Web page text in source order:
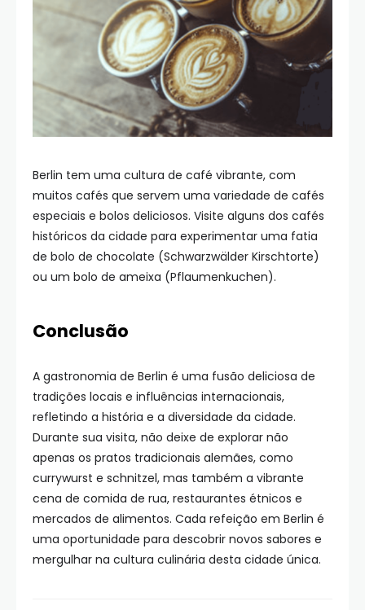
Berlin tem uma cultura de café vibrante, com
muitos cafés que servem uma variedade de cafés
especiais e bolos deliciosos. Visite alguns dos cafés
históricos da cidade para experimentar uma fatia
de bolo de chocolate (Schwarzwälder Kirschtorte)
ou um bolo de ameixa (Pflaumenkuchen).
Conclusão
A gastronomia de Berlin é uma fusão deliciosa de
tradições locais e influências internacionais,
refletindo a história e a diversidade da cidade.
Durante sua visita, não deixe de explorar não
apenas os pratos tradicionais alemães, como
currywurst e schnitzel, mas também a vibrante
cena de comida de rua, restaurantes étnicos e
mercados de alimentos. Cada refeição em Berlin é
uma oportunidade para descobrir novos sabores e
mergulhar na cultura culinária desta cidade única.